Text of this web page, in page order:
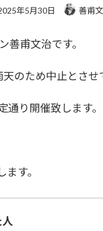
年5月30日 善甫
善甫文治です。
のため中止とさせ
通り開催致します。
す。